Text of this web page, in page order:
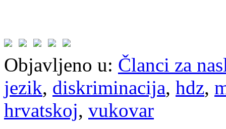
Objavljeno u: Članci za
jezik, diskriminacija, hdz,
hrvatskoj, vukovar